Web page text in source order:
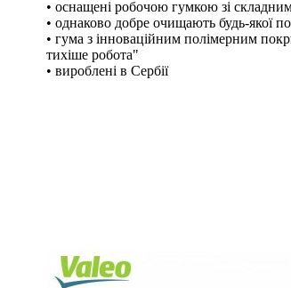
• оснащені робочою гумкою зі
• однаково добре очищають будь-якої
• гума з інноваційним полімерним
тихіше робота"
• вироблені в Сербії